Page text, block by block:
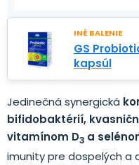
INÉ BALENIE
GS
kapsúl
Jedinečná synergická
bifidobaktérií,
vitamínom D3 a
imunity pre dospelých a